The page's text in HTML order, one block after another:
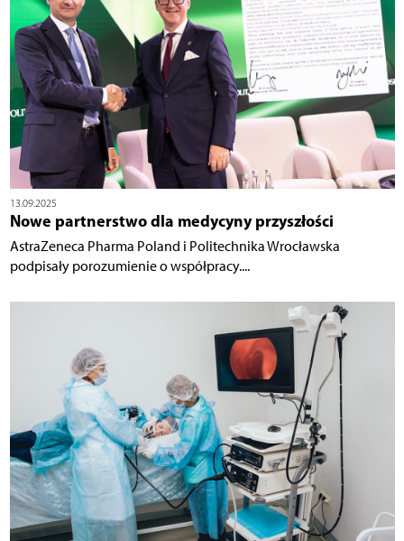
13.09.2025
Nowe partnerstwo dla medycyny przyszłości
AstraZeneca Pharma Poland i Politechnika Wrocławska
podpisały porozumienie o współpracy....